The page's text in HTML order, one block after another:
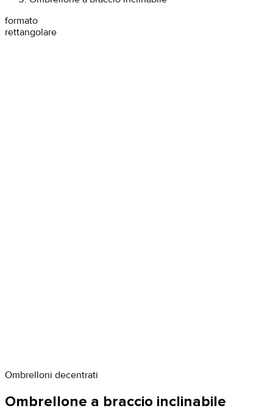
formato
rettangolare
Ombrelloni decentrati
Ombrellone a braccio inclinabile